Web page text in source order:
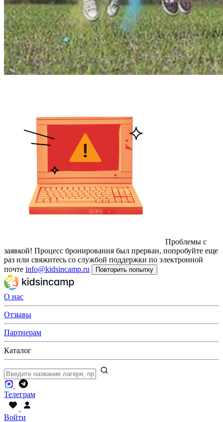
Проблемы с
заявкой! Процесс бронирования был прерван, попробуйте еще
раз или свяжитесь со службой поддержки по электронной
почте info@kidsincamp.ru Повторить попытку
О нас
Отзывы
Партнерам
Каталог
Телеграм
Войти